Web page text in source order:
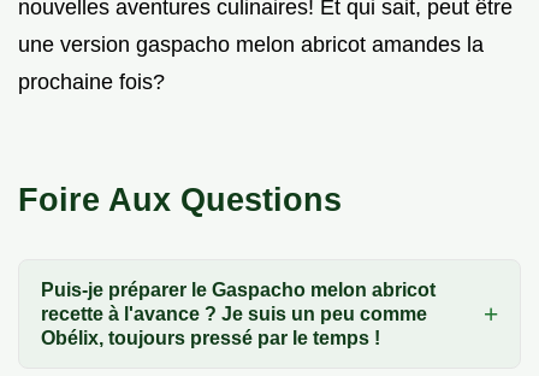
nouvelles aventures culinaires! Et qui sait, peut être
une version gaspacho melon abricot amandes la
prochaine fois?
Foire Aux Questions
Puis-je préparer le Gaspacho melon abricot
recette à l'avance ? Je suis un peu comme
Obélix, toujours pressé par le temps !